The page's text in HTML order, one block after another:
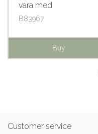
vara med
B83967
Buy
Customer service